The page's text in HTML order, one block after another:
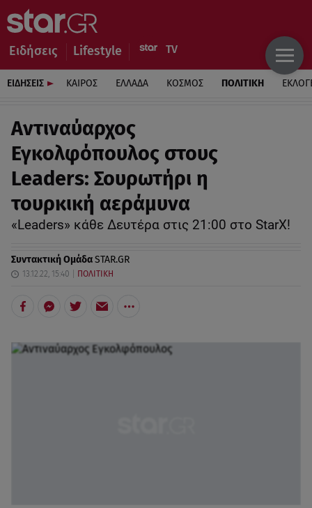
Ειδήσεις Lifestyle
ΕΙΔΗΣΕΙΣ ΚΑΙΡΟΣ ΕΛΛΑΔΑ ΚΟΣΜΟΣ ΠΟΛΙΤΙΚΗ
Αντιναύαρχος
Εγκολφόπουλος στους
Leaders: Σουρωτήρι η
τουρκική αεράμυνα
«Leaders» κάθε Δευτέρα στις 21:00 στο StarX!
Συντακτική ΟμάδαSTAR.GR
13.12.22, 15:40 ΠΟΛΙΤΙΚΗ